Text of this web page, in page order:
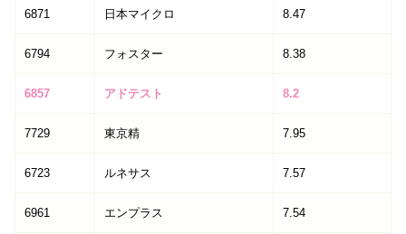
6871 日本マイクロ 8.47
6794 フォスター 8.38
6857 アドテスト 8.2
7729 東京精 7.95
6723 ルネサス 7.57
6961 エンプラス 7.54